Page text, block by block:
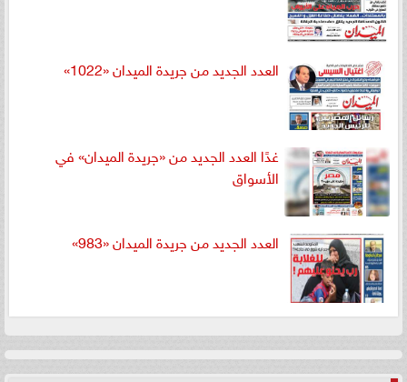
العدد الجديد من جريدة الميدان «1022»
غدًا العدد الجديد من «جريدة الميدان» في
الأسواق
العدد الجديد من جريدة الميدان «983»